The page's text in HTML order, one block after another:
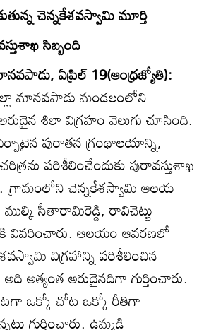
చెన్నకేశవస్వామి మూర్తి
సిబ్బంది
ఏప్రిల్‌ 19(ఆంధ్రజ్యోతి):
మానవపాడు మండలంలోని
శిలా విగ్రహం వెలుగు చూసింది.
పురాతన గ్రంథాలయాన్ని,
పరిశీలించేందుకు పురావస్తుశాఖ
గ్రామంలోని చెన్నకేశస్వామి ఆలయ
ముల్కి సీతారామిరెడ్డి, రావిచెట్టు
వివరించారు. ఆలయం ఆవరణలో
విగ్రహాన్ని పరిశీలించిన
అత్యంత అరుదైనదిగా గుర్తించారు.
ఒక్కో చోట ఒక్కో రీతిగా
గుర్తించారు. ఉమ్మడి